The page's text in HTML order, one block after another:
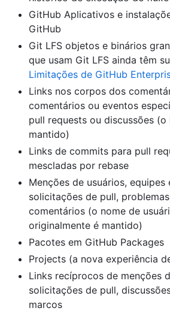
GitHub Aplicativos e
GitHub
Git LFS objetos e binários
que usam Git LFS ainda têm
Limitações de GitHub
Links nos corpos dos
comentários ou eventos
pull requests ou discussões
mantido)
Links de commits para pull
mescladas por rebase
Menções de usuários, equipes
solicitações de pull,
comentários (o nome de
originalmente é mantido)
Pacotes em GitHub Packages
Projects (a nova experiência
Links recíprocos de menções
solicitações de pull,
marcos